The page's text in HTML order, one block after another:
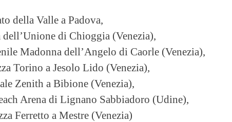
della Valle a Padova,
di Chioggia (Venezia),
Madonna dell’Angelo di Caorle (Venezia),
Torino a Jesolo Lido (Venezia),
Zenith a Bibione (Venezia),
Arena di Lignano Sabbiadoro (Udine),
Ferretto a Mestre (Venezia)